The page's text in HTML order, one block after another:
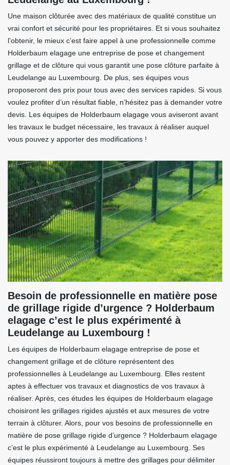
Une maison clôturée avec des matériaux de qualité constitue un
vrai confort et sécurité pour les propriétaires. Et si vous souhaitez
l’obtenir, le mieux c’est faire appel à une professionnelle comme
Holderbaum elagage une entreprise de pose et changement
grillage et de clôture qui vous garantit une pose clôture parfaite à
Leudelange au Luxembourg. De plus, ses équipes vous
proposeront des prix pour tous avec des services rapides. Si vous
voulez profiter d’un résultat fiable, n’hésitez pas à demander votre
devis. Les équipes de Holderbaum elagage vous aviseront avant
les travaux le budget nécessaire, les travaux à réaliser auquel
vous pouvez y apporter des modifications !
Besoin de professionnelle en matière pose
de grillage rigide d’urgence ? Holderbaum
elagage c’est le plus expérimenté à
Leudelange au Luxembourg !
Les équipes de Holderbaum elagage entreprise de pose et
changement grillage et de clôture représentent des
professionnelles à Leudelange au Luxembourg. Elles restent
aptes à effectuer vos travaux et diagnostics de vos travaux à
réaliser. Après, ces études les équipes de Holderbaum elagage
choisiront les grillages rigides ajustés et aux mesures de votre
terrain à clôturer. Alors, pour vos besoins de professionnelle en
matière de pose grillage rigide d’urgence ? Holderbaum elagage
c’est le plus expérimenté à Leudelange au Luxembourg. Ses
équipes réussiront toujours à mettre des grillages pour délimiter